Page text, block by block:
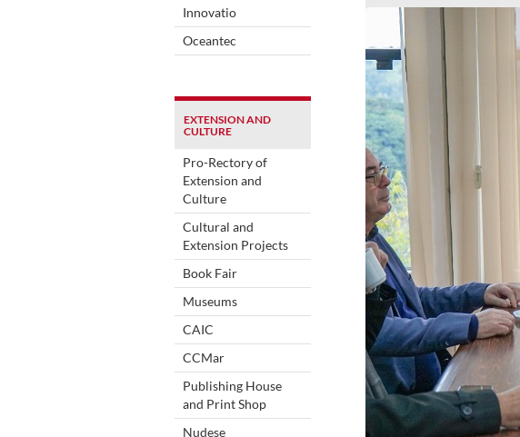
Innovatio
Oceantec
EXTENSION AND
CULTURE
Pro-Rectory of
Extension and
Culture
Cultural and
Extension Projects
Book Fair
Museums
CAIC
CCMar
Publishing House
and Print Shop
Nudese